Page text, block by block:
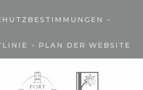
-
- PLAN DER WEBSITE